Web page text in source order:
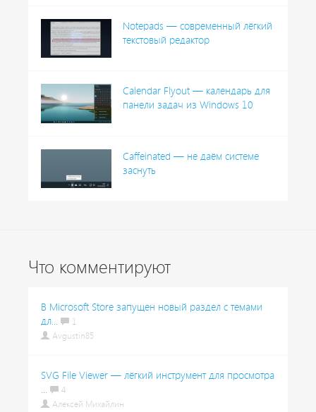
Notepads — современный лёгкий
текстовый редактор
Calendar Flyout — календарь для
панели задач из Windows 10
Caffeinated — не даём системе
заснуть
Что комментируют
В Microsoft Store запущен новый раздел с темами
дл...
1
Avgustin85
SVG File Viewer — лёгкий инструмент для просмотра
...
4
Алексей Михайлин